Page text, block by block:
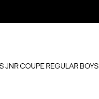
COUPE REGULAR BOYS